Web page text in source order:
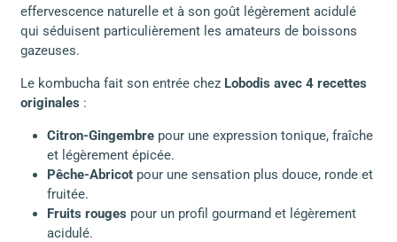
effervescence naturelle et à son goût légèrement acidulé
qui séduisent particulièrement les amateurs de boissons
gazeuses.
Le kombucha fait son entrée chez Lobodis avec 4 recettes
originales :
Citron-Gingembrepour une expression tonique, fraîche
et légèrement épicée.
Pêche-Abricotpour une sensation plus douce, ronde et
fruitée.
Fruits rouges pour un profil gourmand et légèrement
acidulé.